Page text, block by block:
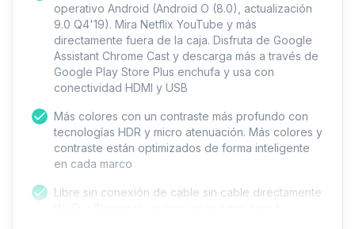
operativo Android (Android O (8.0), actualización
9.0 Q4'19). Mira Netflix YouTube y más
directamente fuera de la caja. Disfruta de Google
Assistant Chrome Cast y descarga más a través de
Google Play Store Plus enchufa y usa con
conectividad HDMI y USB
Más colores con un contraste más profundo con
tecnologías HDR y micro atenuación. Más colores y
contraste están optimizados de forma inteligente
en cada marco
Libre sin conexión de cable sin cable directamente